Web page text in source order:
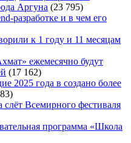
Аргуна (23 795)
разработке и в чем его
к 1 году и 11 месяцам
ежемесячно будут
(17 162)
2025 года в создано более
слёт Всемирного фестиваля
программа «Школа